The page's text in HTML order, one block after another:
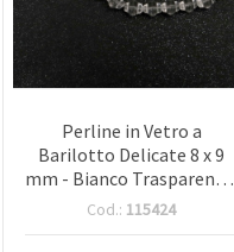
Perline in Vetro a
Barilotto Delicate 8 x 9
mm - Bianco Trasparente,
Foro 1 mm, Filo ~78 pz -
Cod.: 115424